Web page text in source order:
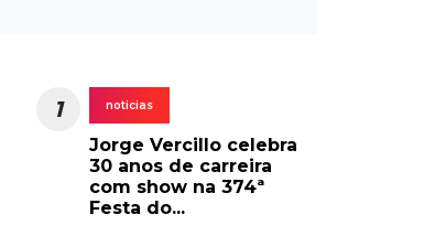
1 noticias
Jorge Vercillo celebra
30 anos de carreira
com show na 374ª
Festa do...